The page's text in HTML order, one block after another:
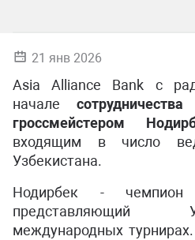
21 янв 2026
Asia Alliance Bank с
начале
гроссмейстером
входящим в число
Узбекистана.
Нодирбек - чемпион
представляющий
международных